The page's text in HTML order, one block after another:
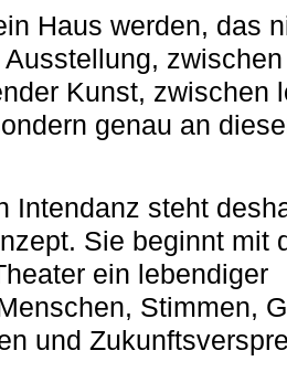
Haus werden, das
zwischen
Kunst, zwischen
genau an
Intendanz steht
Sie beginnt mit
ein lebendiger
Stimmen,
und